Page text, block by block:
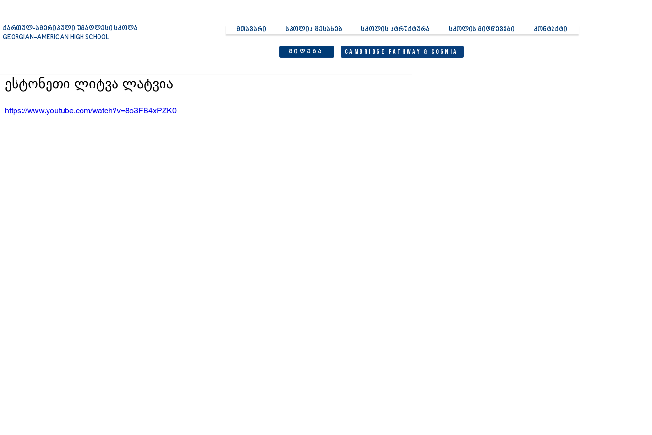
ქართულ-ამერიკული უმაღლესი სკოლა
GEORGIAN-AMERICAN HIGH SCHOOL
მთავარი სკოლის შესახებ სკოლის სტრუქტურა სკოლის მიღწევები კონტაქტი
მიღება Cambridge Pathway & Cognia
ესტონეთი ლიტვა ლატვია
https://www.youtube.com/watch?v=8o3FB4xPZK0